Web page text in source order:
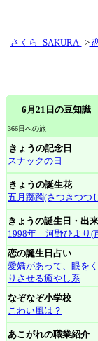
さくら -SAKURA- >
6月21日の豆知識
366日への旅
きょうの記念日
スナックの日
きょうの誕生花
五月躑躅(さつきつつ
きょうの誕生日・出
1998年 河野ひより(
恋の誕生日占い
愛嬌があって、眼を
りさせる癒やし系
なぞなぞ小学校
こわい風は？
あこがれの職業紹介